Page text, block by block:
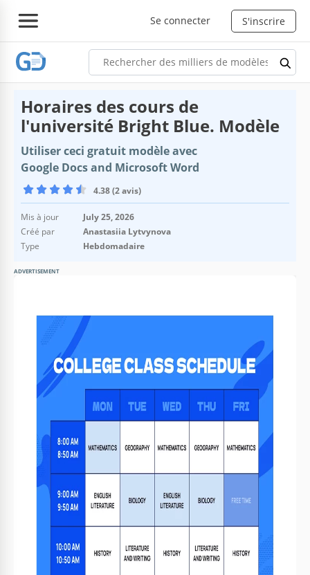
Se connecter S'inscrire
Horaires des cours de
l'université Bright Blue. Modèle
Utiliser ceci gratuit modèle avec
Google Docs and Microsoft Word
4.38 (2 avis)
Mis à jour
July 25, 2026
Créé par
Anastasiia Lytvynova
Type
Hebdomadaire
ADVERTISEMENT